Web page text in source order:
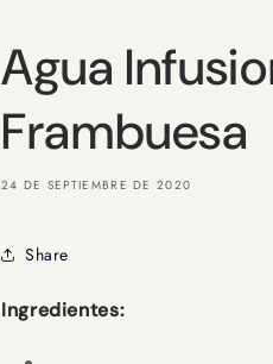
Agua
Frambuesa
24 DE SEPTIEMBRE DE 2020
Share
Ingredientes: